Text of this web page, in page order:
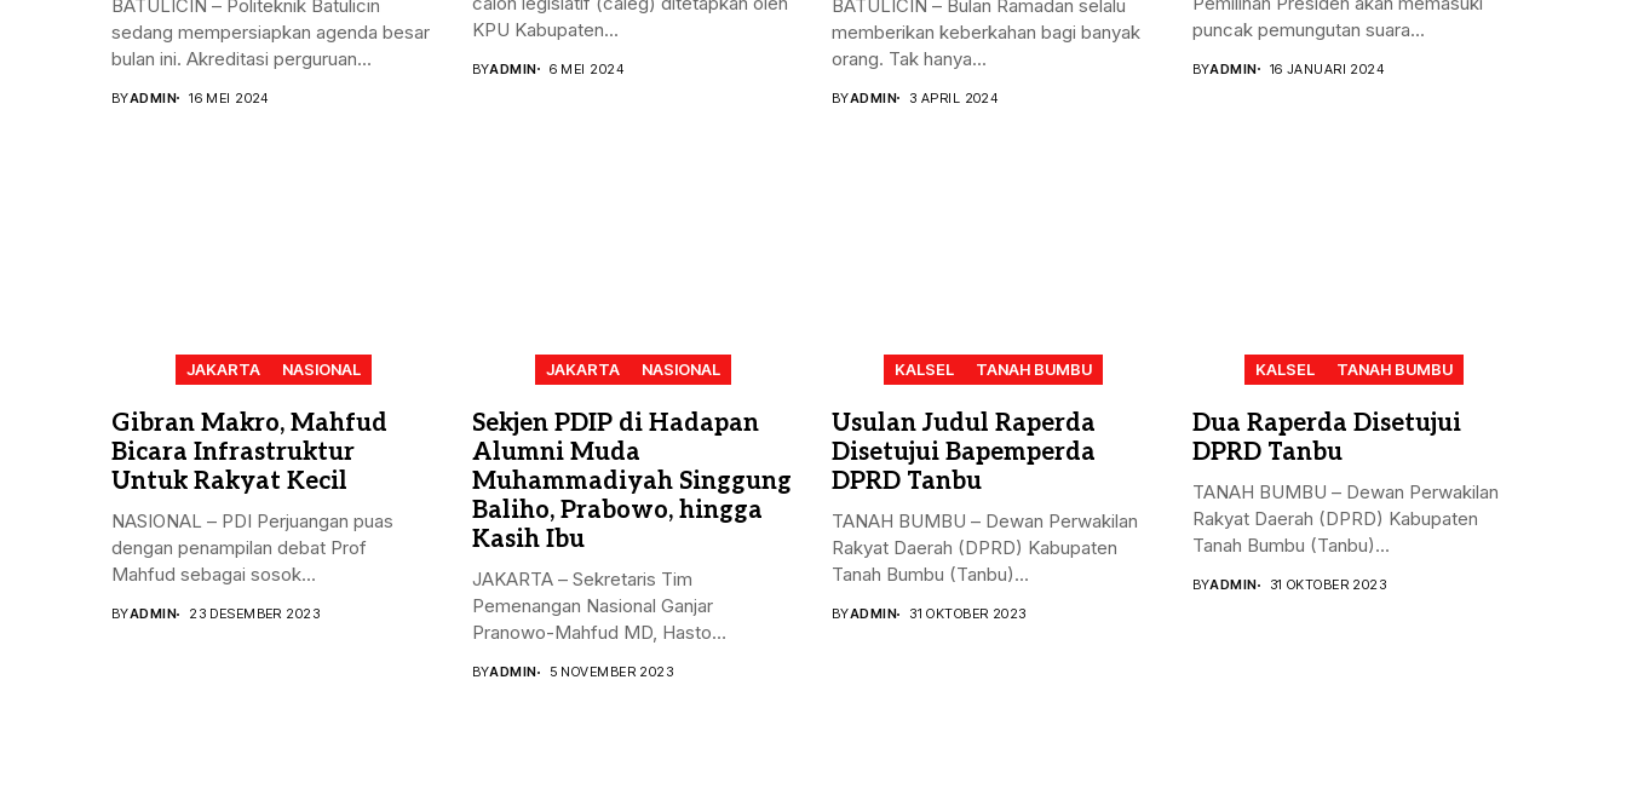
BATULICIN – Politeknik Batulicin
sedang mempersiapkan agenda besar
bulan ini. Akreditasi perguruan...
BYADMIN 16 MEI 2024
KPU Kabupaten...
BYADMIN 6 MEI 2024
BATULICIN – Bulan Ramadan selalu
memberikan keberkahan bagi banyak
orang. Tak hanya...
BYADMIN 3 APRIL 2024
puncak pemungutan suara...
BYADMIN 16 JANUARI 2024
JAKARTA NASIONAL
Gibran Makro, Mahfud
Bicara Infrastruktur
Untuk Rakyat Kecil
NASIONAL – PDI Perjuangan puas
dengan penampilan debat Prof
Mahfud sebagai sosok...
BYADMIN 23 DESEMBER 2023
JAKARTA NASIONAL
Sekjen PDIP di Hadapan
Alumni Muda
Muhammadiyah Singgung
Baliho, Prabowo, hingga
Kasih Ibu
JAKARTA – Sekretaris Tim
Pemenangan Nasional Ganjar
Pranowo-Mahfud MD, Hasto
BYADMIN 5 NOVEMBER 2023
KALSEL TANAH BUMBU
Usulan Judul Raperda
Disetujui Bapemperda
DPRD Tanbu
TANAH BUMBU – Dewan Perwakilan
Rakyat Daerah (DPRD) Kabupaten
Tanah Bumbu (Tanbu)...
BYADMIN 31 OKTOBER 2023
KALSEL TANAH BUMBU
Dua Raperda Disetujui
DPRD Tanbu
TANAH BUMBU – Dewan Perwakilan
Rakyat Daerah (DPRD) Kabupaten
Tanah Bumbu (Tanbu)...
BYADMIN 31 OKTOBER 2023